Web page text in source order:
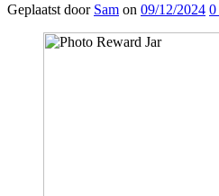
Geplaatst door Sam on 09/12/2024 0